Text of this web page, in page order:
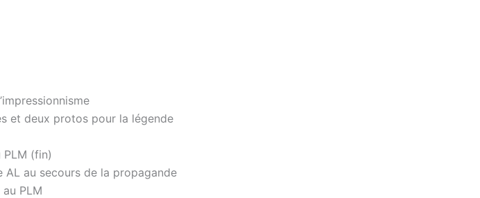
et deux protos pour la légende
PLM (fin)
AL au secours de la propagande
PLM